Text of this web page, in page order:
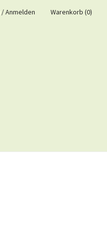
/ Anmelden Warenkorb (0)